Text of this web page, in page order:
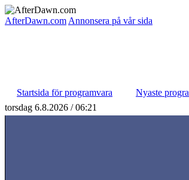
AfterDawn.com Annonsera på vår sida
Startsida för programvara
Nyaste
torsdag 6.8.2026 / 06:21